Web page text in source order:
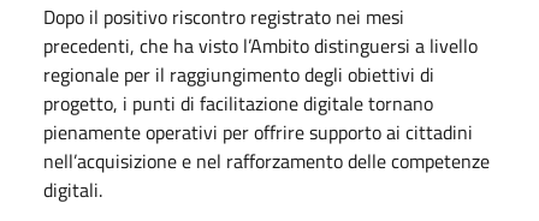
Dopo il positivo riscontro registrato nei mesi
precedenti, che ha visto l’Ambito distinguersi a livello
regionale per il raggiungimento degli obiettivi di
progetto, i punti di facilitazione digitale tornano
pienamente operativi per offrire supporto ai cittadini
nell’acquisizione e nel rafforzamento delle competenze
digitali.